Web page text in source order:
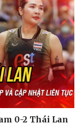
0-2 Thái Lan